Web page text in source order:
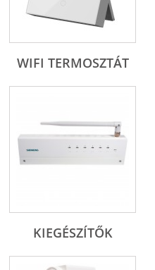
WIFI TERMOSZTÁT
KIEGÉSZÍTŐK